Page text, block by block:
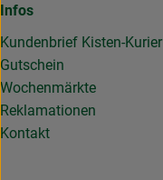
Infos
Kundenbrief Kisten-Kurier
Gutschein
Wochenmärkte
Reklamationen
Kontakt